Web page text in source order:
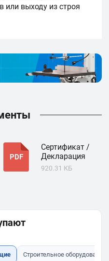
или выходу из строя
PDF
Сертификат /
Декларация
920.31 КБ
Строительное оборудование